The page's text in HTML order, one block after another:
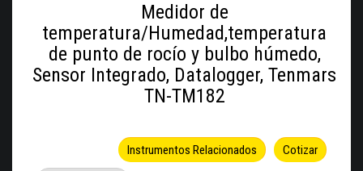
Medidor de
temperatura/Humedad,temperatura
de punto de rocío y bulbo húmedo,
Sensor Integrado, Datalogger, Tenmars
TN-TM182
Cotizar
Instrumentos Relacionados